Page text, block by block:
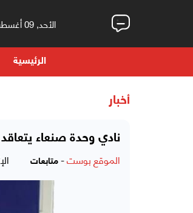
الأحد, 09 أغسطس, 2026 12:23 مساءً
الرئيسية
أخبار
نادي وحدة صنعاء
الموقع بوست- متابعات